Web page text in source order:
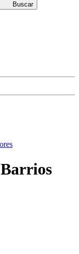
Buscar